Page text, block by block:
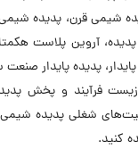
شیمی قرن، پدیده
آروین پلاست
پدیده پایدار
فرآیند و پخش
شغلی پدیده شیمی
کنید.